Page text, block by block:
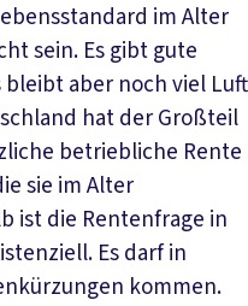
im Alter
sein. Es gibt gute
bleibt aber noch viel Luft
hat der Großteil
betriebliche Rente
sie im Alter
ist die Rentenfrage in
Es darf in
kommen.